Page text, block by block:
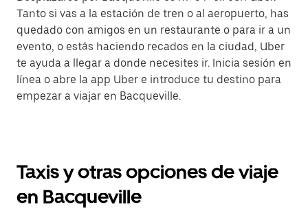
Tanto si vas a la estación de tren o al aeropuerto, has
quedado con amigos en un restaurante o para ir a un
evento, o estás haciendo recados en la ciudad, Uber
te ayuda a llegar a donde necesites ir. Inicia sesión en
línea o abre la app Uber e introduce tu destino para
empezar a viajar en Bacqueville.
Taxis y otras opciones de viaje
en Bacqueville